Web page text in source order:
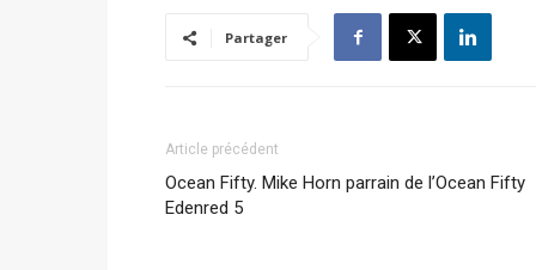
Partager
Article précédent
Ocean Fifty. Mike Horn parrain de l’Ocean Fifty
Edenred 5